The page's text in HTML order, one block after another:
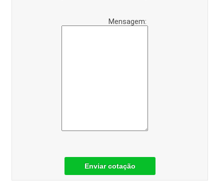
Mensagem:
Enviar cotação